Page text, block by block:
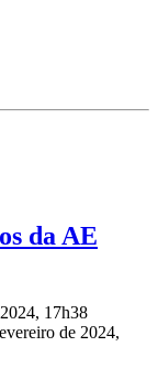
da AE
17h38
de 2024,